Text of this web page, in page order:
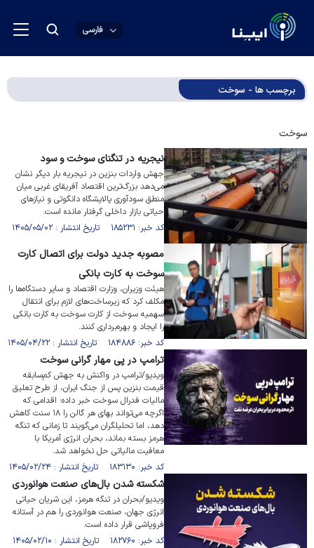
فارسی
برچسب ها - سوخت
سوخت
نیجریه در تنگنای سوخت و سود
جهش واردات بنزین در نیجریه بار دیگر نشان
می‌دهد بزرگ‌ترین اقتصاد آفریقای غربی میان
منطق سودآوری پالایشگاه دانگوتی و نیاز‌های
حیاتی بازار داخلی گرفتار مانده است.
کد خبر: ۱۸۵۲۳۱ تاریخ انتشار : ۱۴۰۵/۰۵/۰۲
مصوبه جدید دولت برای اتصال کارت
سوخت به کارت بانکی
هیئت وزیران، وزارت اقتصاد و سایر دستگاه‌ها را
مکلف کرد که زیرساخت‌های لازم برای انتقال
سهمیه سوخت از کارت سوخت به کارت بانکی
را ایجاد و بهره‌برداری کنند.
کد خبر: ۱۸۴۸۸۶ تاریخ انتشار : ۱۴۰۵/۰۴/۲۲
ترامپ در پی مهار گرانی سوخت
ویدیو/ترامپ در واکنش به جهش کم‌سابقه
قیمت بنزین پس از جنگ ایران، از طرح تعلیق
مالیات فدرال سوخت خبر داده؛ اقدامی که
اگرچه می‌تواند بهای هر گالن را ۱۸ سنت کاهش
دهد، اما تحلیلگران می‌گویند تا زمانی که تنگه
هرمز بسته بماند، بحران انرژی آمریکا با
معافیت مالیاتی حل نخواهد شد.
کد خبر: ۱۸۳۱۳۰ تاریخ انتشار : ۱۴۰۵/۰۲/۲۴
شکسته شدن بال‌های صنعت هوانوردی
ویدیو/بحران در تنگه هرمز، این شریان حیاتی
انرژی جهان، صنعت هوانوردی را هم در آستانه
فروپاشی قرار داده است.
کد خبر: ۱۸۲۷۶۰ تاریخ انتشار : ۱۴۰۵/۰۲/۱۰